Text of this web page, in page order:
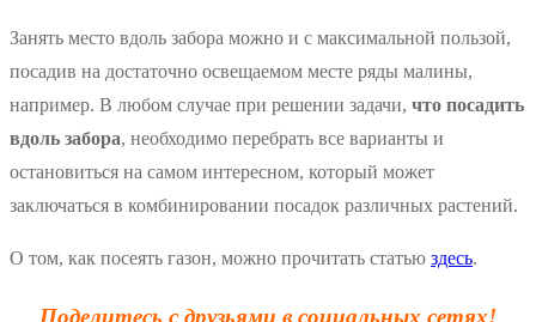
Занять место вдоль забора можно и с максимальной пользой,
посадив на достаточно освещаемом месте ряды малины,
например. В любом случае при решении задачи, что посадить
вдоль забора, необходимо перебрать все варианты и
остановиться на самом интересном, который может
заключаться в комбинировании посадок различных растений.
О том, как посеять газон, можно прочитать статью здесь.
Поделитесь с друзьями в социальных сетях!